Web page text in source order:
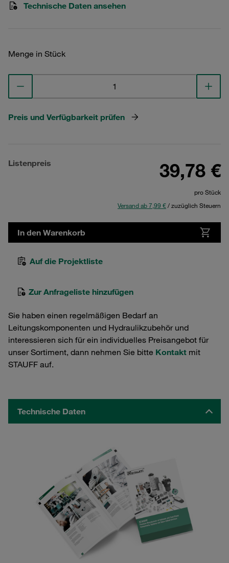
Technische Daten ansehen
Menge in Stück
Preis und Verfügbarkeit prüfen
Listenpreis 39,78 €
pro Stück
Versand ab 7,99 €/ zuzüglich Steuern
In den Warenkorb
Auf die Projektliste
Zur Anfrageliste hinzufügen
Sie haben einen regelmäßigen Bedarf an
Leitungskomponenten und Hydraulikzubehör und
interessieren sich für ein individuelles Preisangebot für
unser Sortiment, dann nehmen Sie bitte Kontakt mit
STAUFF auf.
Technische Daten